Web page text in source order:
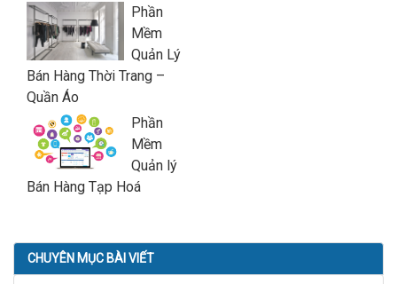
Phần
Mềm
Quản Lý
Bán Hàng Thời Trang –
Quần Áo
Phần
Mềm
Quản lý
Bán Hàng Tạp Hoá
CHUYÊN MỤC BÀI VIẾT